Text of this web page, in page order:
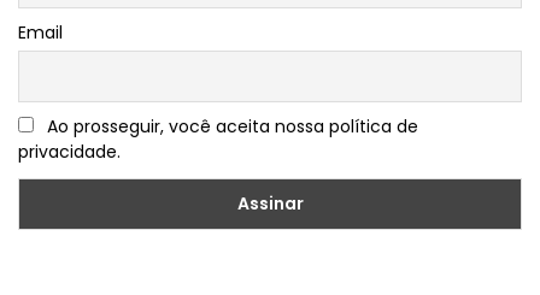
Email
Ao prosseguir, você aceita nossa política de
privacidade.